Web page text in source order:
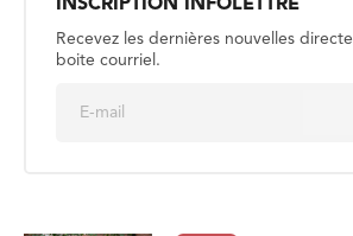
INSCRIPTION INFOLETTRE
Recevez les dernières nouvelles
boite courriel.